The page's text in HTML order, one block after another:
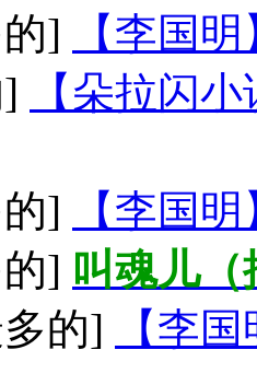
]
【李国
【朵拉闪
]
【李国
] 叫魂儿
的]
【李